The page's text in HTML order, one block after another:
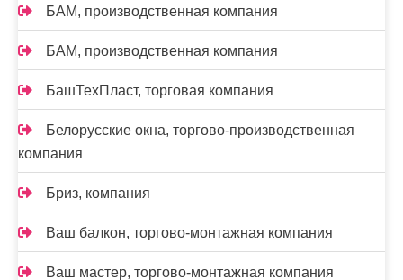
БАМ, производственная компания
БАМ, производственная компания
БашТехПласт, торговая компания
Белорусские окна, торгово-производственная
компания
Бриз, компания
Ваш балкон, торгово-монтажная компания
Ваш мастер, торгово-монтажная компания